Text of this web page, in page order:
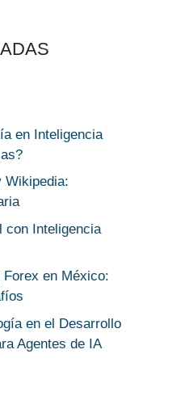
en Inteligencia
Wikipedia:
con Inteligencia
Forex en México:
en el Desarrollo
Agentes de IA